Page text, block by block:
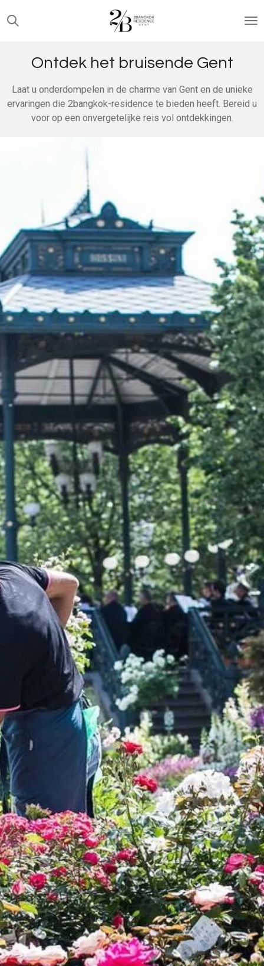
Skip
to
contentOntdek het bruisende Gent
Laat u onderdompelen in de charme van Gent en de unieke
ervaringen die 2bangkok-residence te bieden heeft. Bereid u
voor op een onvergetelijke reis vol ontdekkingen.